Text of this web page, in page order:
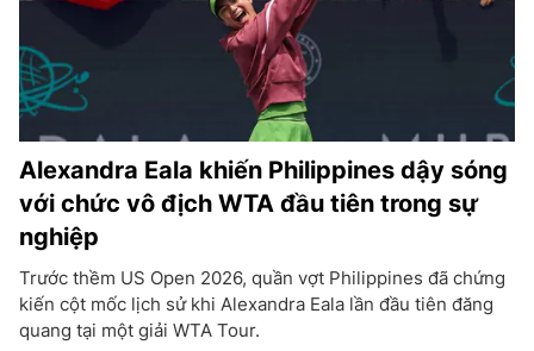
Alexandra Eala khiến Philippines dậy sóng
với chức vô địch WTA đầu tiên trong sự
nghiệp
Trước thềm US Open 2026, quần vợt Philippines đã chứng
kiến cột mốc lịch sử khi Alexandra Eala lần đầu tiên đăng
quang tại một giải WTA Tour.